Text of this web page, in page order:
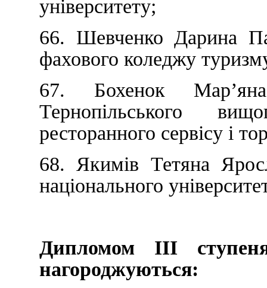
університету;
66. Шевченко Дарина
фахового коледжу
67. Бохенок
Тернопільського
ресторанного сервісу і
68. Якимів Тетяна
національного
Дипломом ІІІ
нагороджуються: